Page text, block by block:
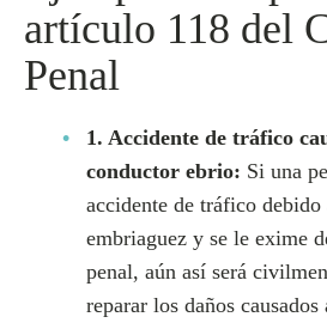
artículo 118 del
Penal
1. Accidente de tráfico
conductor ebrio: Si una
accidente de tráfico debido
embriaguez y se le exime
penal, aún así será
reparar los daños causados